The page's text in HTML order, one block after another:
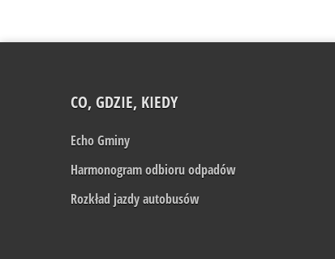
CO, GDZIE, KIEDY
Echo Gminy
Harmonogram odbioru odpadów
Rozkład jazdy autobusów